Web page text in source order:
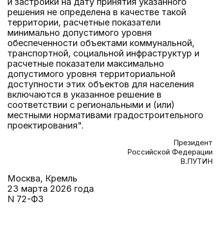
решения не определена в качестве такой
территории, расчетные показатели
минимально допустимого уровня
обеспеченности объектами коммунальной,
транспортной, социальной инфраструктур и
расчетные показатели максимально
допустимого уровня территориальной
доступности этих объектов для населения
включаются в указанное решение в
соответствии с региональными и (или)
местными нормативами градостроительного
проектирования".
Президент
Российской Федерации
В.ПУТИН
Москва, Кремль
23 марта 2026 года
N 72-ФЗ